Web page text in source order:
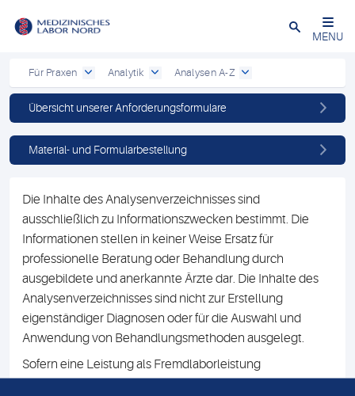
Schließen
MENU
Für Praxen Analytik Analysen A-Z
Übersicht unserer Anforderungsformulare
Material- und Formularbestellung
Die Inhalte des Analysenverzeichnisses sind
ausschließlich zu Informationszwecken bestimmt. Die
Informationen stellen in keiner Weise Ersatz für
professionelle Beratung oder Behandlung durch
ausgebildete und anerkannte Ärzte dar. Die Inhalte des
Analysenverzeichnisses sind nicht zur Erstellung
eigenständiger Diagnosen oder für die Auswahl und
Anwendung von Behandlungsmethoden ausgelegt.
Sofern eine Leistung als Fremdlaborleistung